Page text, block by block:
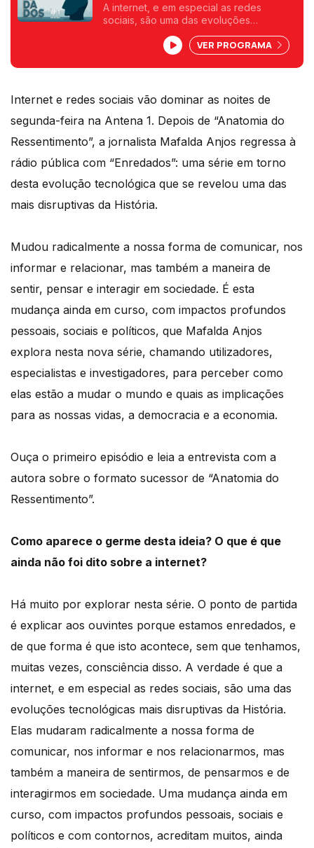
A internet, e em especial as redes
sociais, são uma das evoluções
A jornalista Mafalda Anjos vai analisar as
redes sociais, ouvindo utilizadores,
especialistas e investigadores, para
mundo e quais as implicações para as
economia.
VER PROGRAMA
Internet e redes sociais vão dominar as noites de
segunda-feira na Antena 1. Depois de “Anatomia do
Ressentimento”, a jornalista Mafalda Anjos regressa à
rádio pública com “Enredados”: uma série em torno
desta evolução tecnológica que se revelou uma das
mais disruptivas da História.
Mudou radicalmente a nossa forma de comunicar, nos
informar e relacionar, mas também a maneira de
sentir, pensar e interagir em sociedade. É esta
mudança ainda em curso, com impactos profundos
pessoais, sociais e políticos, que Mafalda Anjos
explora nesta nova série, chamando utilizadores,
especialistas e investigadores, para perceber como
elas estão a mudar o mundo e quais as implicações
para as nossas vidas, a democracia e a economia.
Ouça o primeiro episódio e leia a entrevista com a
autora sobre o formato sucessor de “Anatomia do
Ressentimento”.
Como aparece o germe desta ideia? O que é que
ainda não foi dito sobre a internet?
Há muito por explorar nesta série. O ponto de partida
é explicar aos ouvintes porque estamos enredados, e
de que forma é que isto acontece, sem que tenhamos,
muitas vezes, consciência disso. A verdade é que a
internet, e em especial as redes sociais, são uma das
evoluções tecnológicas mais disruptivas da História.
Elas mudaram radicalmente a nossa forma de
comunicar, nos informar e nos relacionarmos, mas
também a maneira de sentirmos, de pensarmos e de
interagirmos em sociedade. Uma mudança ainda em
curso, com impactos profundos pessoais, sociais e
políticos e com contornos, acreditam muitos, ainda